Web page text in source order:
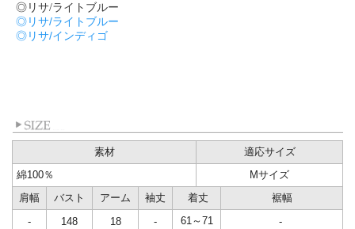
◎リサ/ライトブルー
◎リサ/ライトブルー
◎リサ/インディゴ
素材
適応サイズ
綿100％
Mサイズ
肩幅
バスト アーム 袖丈 着丈
裾幅
-
148 18 - 61～71
-